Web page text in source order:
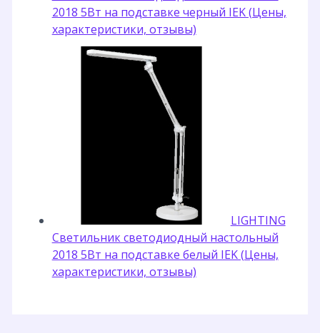
2018 5Вт на подставке черный IEK (Цены,
характеристики, отзывы)
LIGHTING
Светильник светодиодный настольный
2018 5Вт на подставке белый IEK (Цены,
характеристики, отзывы)